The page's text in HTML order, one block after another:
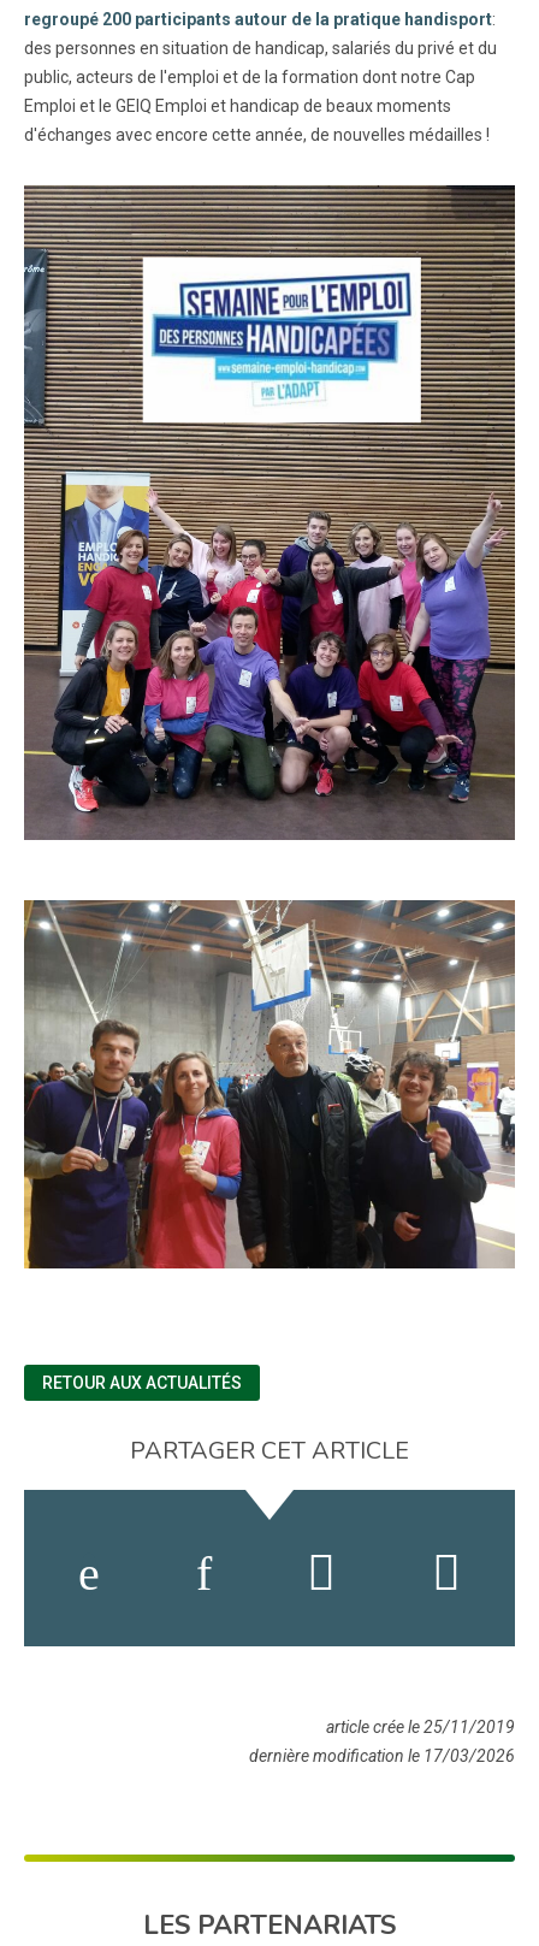
regroupé 200 participants autour de la pratique handisport:
des personnes en situation de handicap, salariés du privé et du
public, acteurs de l'emploi et de la formation dont notre Cap
Emploi et le GEIQ Emploi et handicap de beaux moments
d'échanges avec encore cette année, de nouvelles médailles !
RETOUR AUX ACTUALITÉS
PARTAGER CET ARTICLE
article crée le 25/11/2019
dernière modification le 17/03/2026
LES PARTENARIATS